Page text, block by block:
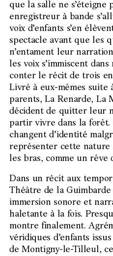
que la salle ne
enregistreur à bande
voix d’enfants s’en
spectacle avant que les
n’entament leur
les voix s’immiscent
conter le récit de trois
Livré à eux-mêmes suite
parents, La Renarde, La
décident de quitter leur
partir vivre dans la forêt.
changent d’identité
représenter cette
les bras, comme un rêve
Dans un récit aux
Théâtre de la
immersion sonore et
haletante à la fois.
montre finalement.
véridiques d’enfants
de Montigny-le-Tilleul,